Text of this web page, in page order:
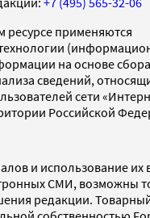
применяются
на основе
сведений,
сети
Российской
и использование
СМИ, возможны
редакции.